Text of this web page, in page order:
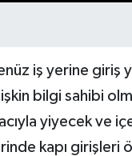
iş yerine giriş
bilgi sahibi
yiyecek ve
kapı girişleri